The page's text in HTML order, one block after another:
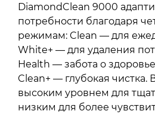
DiamondClean 9000
потребности благодаря
режимам: Clean — для
White+ — для удаления
Health — забота о
Clean+ — глубокая
высоким уровнем для
низким для более